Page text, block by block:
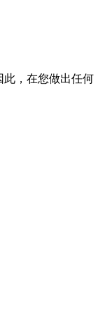
此，在您做出任何